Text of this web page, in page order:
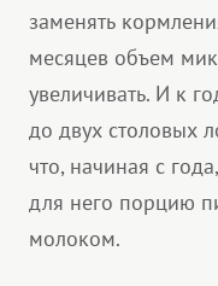
заменять
месяцев объем
увеличивать. И к
до двух столовых
что, начиная с
для него порцию
молоком.